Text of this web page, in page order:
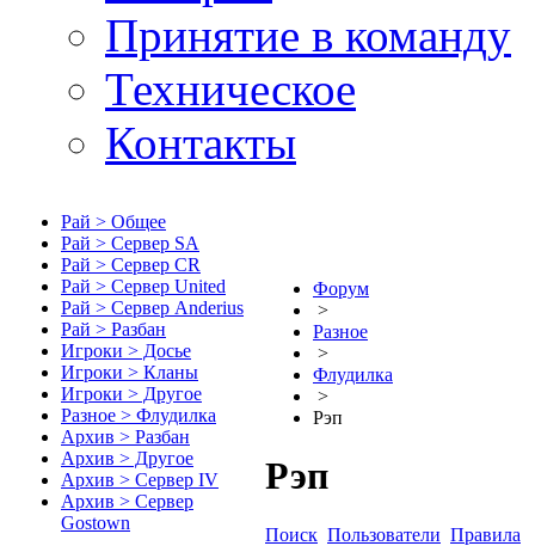
Принятие в команду
Техническое
Контакты
Рай > Общее
Рай > Сервер SA
Рай > Сервер CR
Рай > Сервер United
Рай > Сервер Anderius
Рай > Разбан
Игроки > Досье
Игроки > Кланы
Игроки > Другое
Разное > Флудилка
Архив > Разбан
Архив > Другое
Архив > Сервер IV
Архив > Сервер
Gostown
Форум
>
Разное
>
Флудилка
>
Рэп
Рэп
Поиск Пользователи Правила